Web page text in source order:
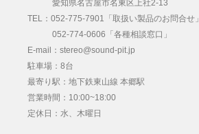
愛知県名古屋市名東区上社2-13
TEL：052-775-7901「取扱い製品のお問合せ」
052-774-0606「各種相談窓口」
E-mail：stereo@sound-pit.jp
駐車場：8台
最寄り駅：地下鉄東山線 本郷駅
営業時間：10:00~18:00
定休日：水、木曜日